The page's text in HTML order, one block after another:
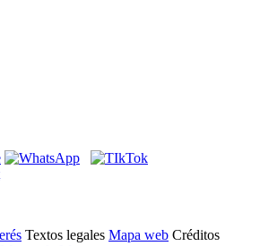
Textos legales Mapa web Créditos